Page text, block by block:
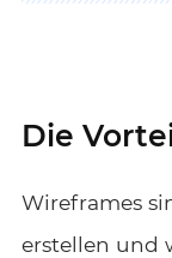
Die
Wireframes
erstellen und